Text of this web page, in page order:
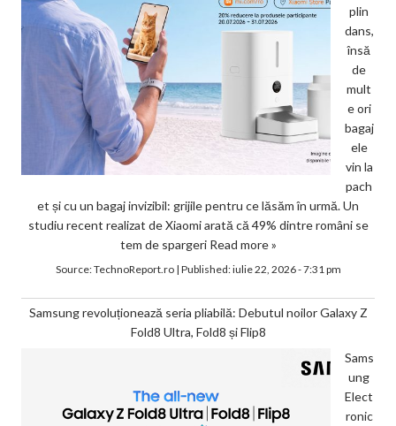
plin
dans,
însă
de
mult
e ori
bagaj
ele
vin la
pach
et și cu un bagaj invizibil: grijile pentru ce lăsăm în urmă. Un
studiu recent realizat de Xiaomi arată că 49% dintre români se
tem de spargeri Read more »
Source:TechnoReport.ro| Published:iulie 22, 2026 - 7:31 pm
Samsung revoluționează seria pliabilă: Debutul noilor Galaxy Z
Fold8 Ultra, Fold8 și Flip8
Sams
ung
Elect
ronic